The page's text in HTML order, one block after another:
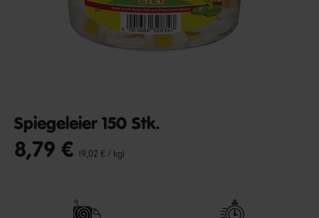
Spiegeleier 150 Stk.
undefined out of 5 Customer Rating
8,79 € (9,02 € / kg)